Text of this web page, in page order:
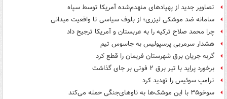
تصاویر جدید از پهپادهای منهدم‌شده آمریکا توسط سپاه
سامانه ضد موشکی لیزری؛ از بلوف سیاسی تا واقعیت میدانی
چرا محمد صلاح ترکیه را به عربستان و آمریکا ترجیح داد
هشدار سرمربی پرسپولیس به جاسوس تیم
گربه جریان برق شهرستان فریمان را قطع کرد
برخورد پراید با تیر برق ۲ فوتی بر جای گذاشت
ترامپ سوئیس را تهدید کرد
سوخو۳۵ با این موشک‌ها به ناوهای‌جنگی حمله می‌کند